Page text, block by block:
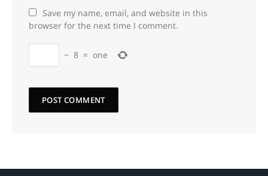
Save my name, email, and website in this
browser for the next time I comment.
− 8 = one